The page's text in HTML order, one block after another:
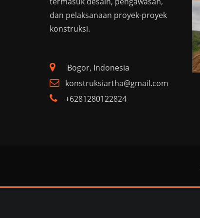
dan pelaksanaan proyek-proyek
konstruksi.
Bogor, Indonesia
konstruksiartha@gmail.com
+6281280122824